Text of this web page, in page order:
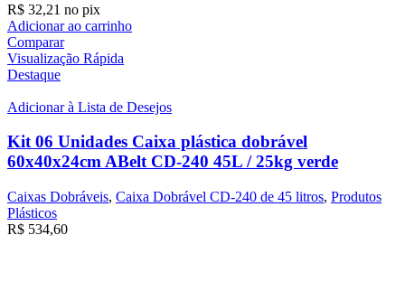
R$ 32,21 no pix
Adicionar ao carrinho
Comparar
Visualização Rápida
Destaque
Adicionar à Lista de Desejos
Kit 06 Unidades Caixa plástica dobrável
60x40x24cm ABelt CD-240 45L / 25kg verde
Caixas Dobráveis, Caixa Dobrável CD-240 de 45 litros, Produtos
Plásticos
R$ 534,60